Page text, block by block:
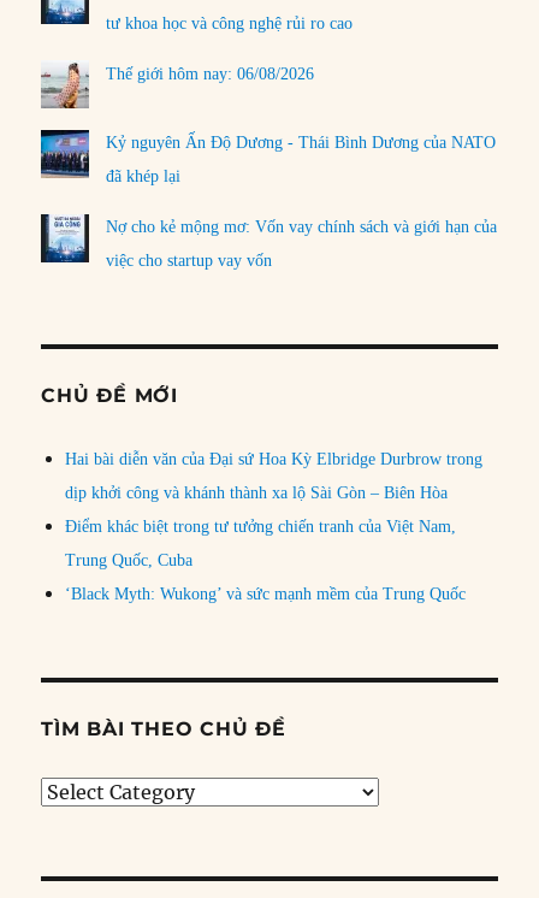
tư khoa học và công nghệ rủi ro cao
Thế giới hôm nay: 06/08/2026
Kỷ nguyên Ấn Độ Dương - Thái Bình Dương của NATO
đã khép lại
Nợ cho kẻ mộng mơ: Vốn vay chính sách và giới hạn của
việc cho startup vay vốn
CHỦ ĐỀ MỚI
Hai bài diễn văn của Đại sứ Hoa Kỳ Elbridge Durbrow trong
dịp khởi công và khánh thành xa lộ Sài Gòn – Biên Hòa
Điểm khác biệt trong tư tưởng chiến tranh của Việt Nam,
Trung Quốc, Cuba
‘Black Myth: Wukong’ và sức mạnh mềm của Trung Quốc
TÌM BÀI THEO CHỦ ĐỀ
Tìm